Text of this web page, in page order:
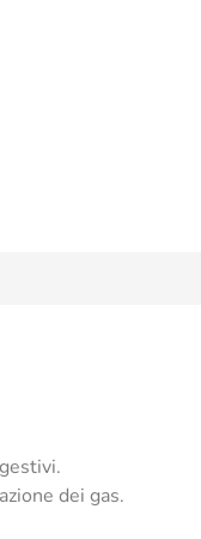
dei gas.